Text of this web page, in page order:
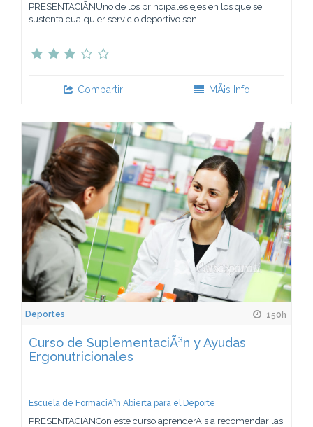
PRESENTACIÃNUno de los principales ejes en los que se
sustenta cualquier servicio deportivo son...
Compartir MÃ¡s Info
Deportes 150h
Curso de SuplementaciÃ³n y Ayudas
Ergonutricionales
Escuela de FormaciÃ³n Abierta para el Deporte
PRESENTACIÃNCon este curso aprenderÃ¡s a recomendar las